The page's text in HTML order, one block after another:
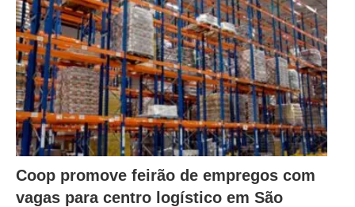
Coop promove feirão de empregos com
vagas para centro logístico em São